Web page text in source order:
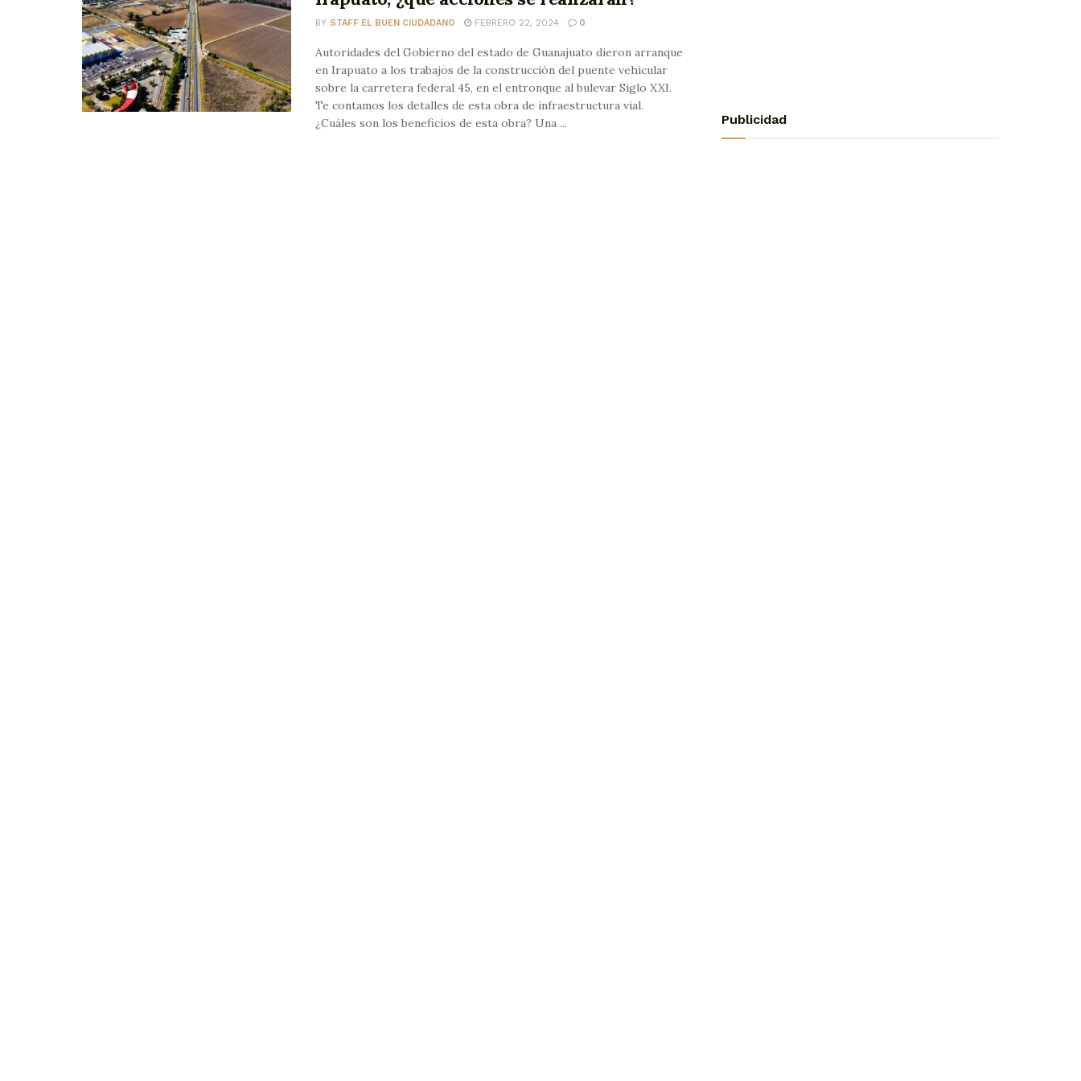
BY STAFF EL BUEN CIUDADANO FEBRERO 22, 2024 0
Autoridades del Gobierno del estado de Guanajuato dieron arranque
en Irapuato a los trabajos de la construcción del puente vehicular
sobre la carretera federal 45, en el entronque al bulevar Siglo XXI.
Te contamos los detalles de esta obra de infraestructura vial.
¿Cuáles son los beneficios de esta obra? Una ...
Publicidad